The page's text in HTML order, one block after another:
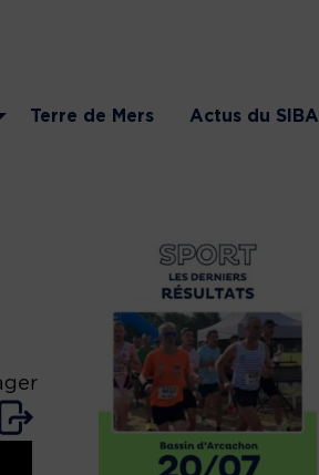
Terre de Mers Actus du SIBA